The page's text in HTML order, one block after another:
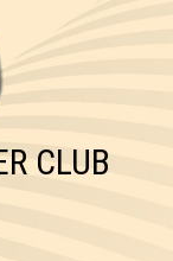
CLUB